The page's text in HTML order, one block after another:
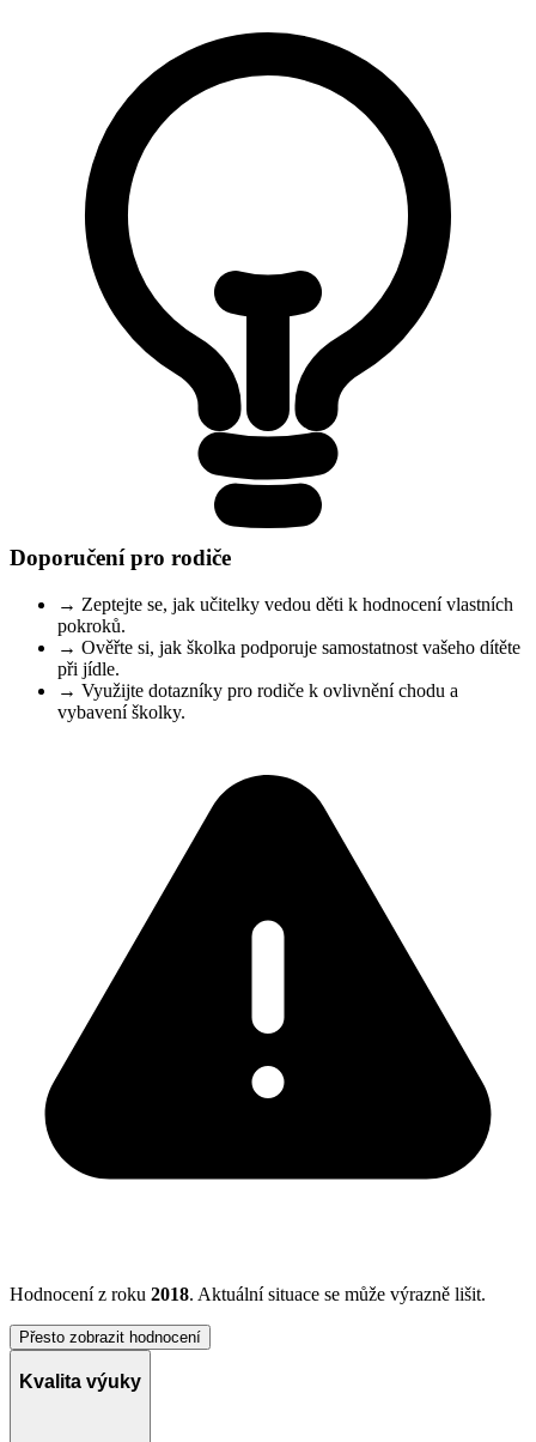
Doporučení pro rodiče
→ Zeptejte se, jak učitelky vedou děti k hodnocení vlastních
pokroků.
→ Ověřte si, jak školka podporuje samostatnost vašeho dítěte
při jídle.
→ Využijte dotazníky pro rodiče k ovlivnění chodu a
vybavení školky.
Hodnocení z roku 2018. Aktuální situace se může výrazně lišit.
Přesto zobrazit hodnocení
Kvalita výuky